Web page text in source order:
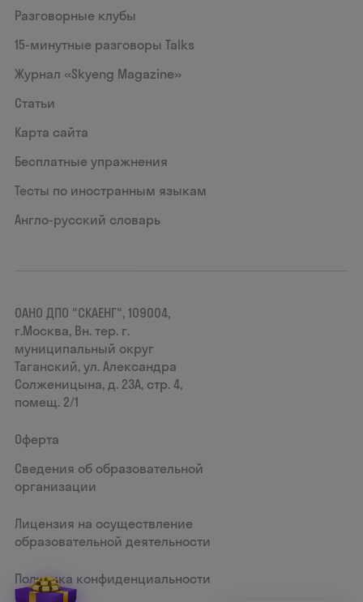
Разговорные клубы
15‑минутные разговоры Talks
Журнал «Skyeng Magazine»
Статьи
Карта сайта
Бесплатные упражнения
Тесты по иностранным языкам
Англо-русский словарь
ОАНО ДПО "СКАЕНГ", 109004,
г.Москва, Вн. тер. г.
муниципальный округ
Таганский, ул. Александра
Солженицына, д. 23А, стр. 4,
помещ. 2/1
Оферта
Сведения об образовательной
организации
Лицензия на осуществление
образовательной деятельности
Политика конфиденциальности